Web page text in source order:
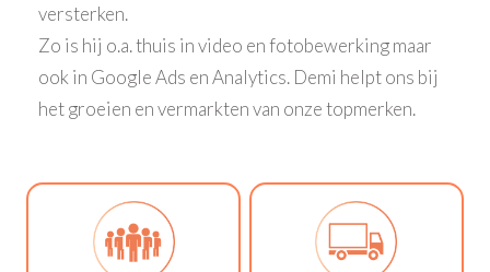
versterken.
Zo is hij o.a. thuis in video en fotobewerking maar
ook in Google Ads en Analytics. Demi helpt ons bij
het groeien en vermarkten van onze topmerken.